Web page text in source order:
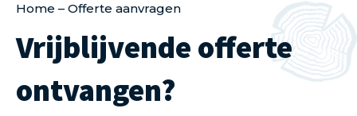
Home – Offerte aanvragen
Vrijblijvende offerte
ontvangen?